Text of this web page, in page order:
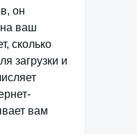
он
ваш
сколько
загрузки и
вам